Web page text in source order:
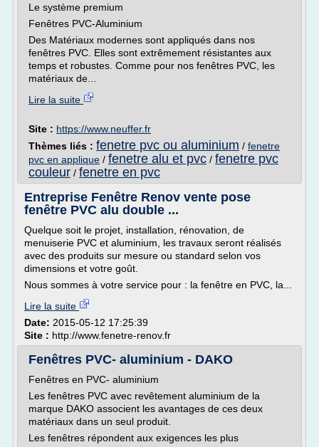
Le système premium
Fenêtres PVC-Aluminium
Des Matériaux modernes sont appliqués dans nos
fenêtres PVC. Elles sont extrêmement résistantes aux
temps et robustes. Comme pour nos fenêtres PVC, les
matériaux de...
Lire la suite
Site : https://www.neuffer.fr
Thèmes liés : fenetre pvc ou aluminium / fenetre
pvc en applique / fenetre alu et pvc / fenetre pvc
couleur / fenetre en pvc
Entreprise Fenêtre Renov vente pose
fenêtre PVC alu double ...
Quelque soit le projet, installation, rénovation, de
menuiserie PVC et aluminium, les travaux seront réalisés
avec des produits sur mesure ou standard selon vos
dimensions et votre goût.
Nous sommes à votre service pour : la fenêtre en PVC, la...
Lire la suite
Date: 2015-05-12 17:25:39
Site : http://www.fenetre-renov.fr
Fenêtres PVC- aluminium - DAKO
Fenêtres en PVC- aluminium
Les fenêtres PVC avec revêtement aluminium de la
marque DAKO associent les avantages de ces deux
matériaux dans un seul produit.
Les fenêtres répondent aux exigences les plus